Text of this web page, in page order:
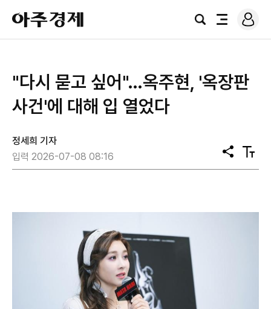
아
주
경
검
전
로
그
"다시 묻고 싶어"…옥주현, '옥장판
사건'에 대해 입 열었다
정세희 기자
입력 2026-07-08 08:16
공
유
텍
스